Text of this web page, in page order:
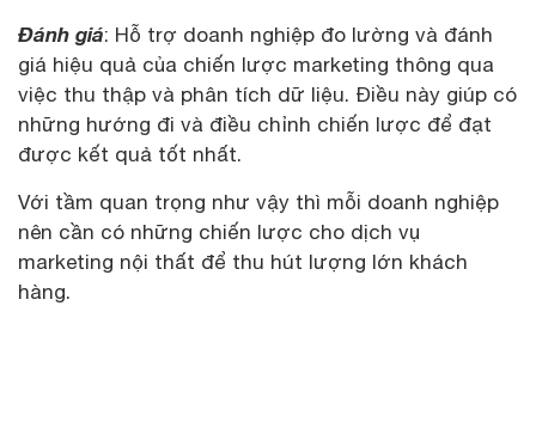
Đánh giá: Hỗ trợ doanh nghiệp đo lường và đánh
giá hiệu quả của chiến lược marketing thông qua
việc thu thập và phân tích dữ liệu. Điều này giúp có
những hướng đi và điều chỉnh chiến lược để đạt
được kết quả tốt nhất.
Với tầm quan trọng như vậy thì mỗi doanh nghiệp
nên cần có những chiến lược cho dịch vụ
marketing nội thất để thu hút lượng lớn khách
hàng.